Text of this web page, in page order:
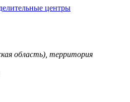
центры
область), территория